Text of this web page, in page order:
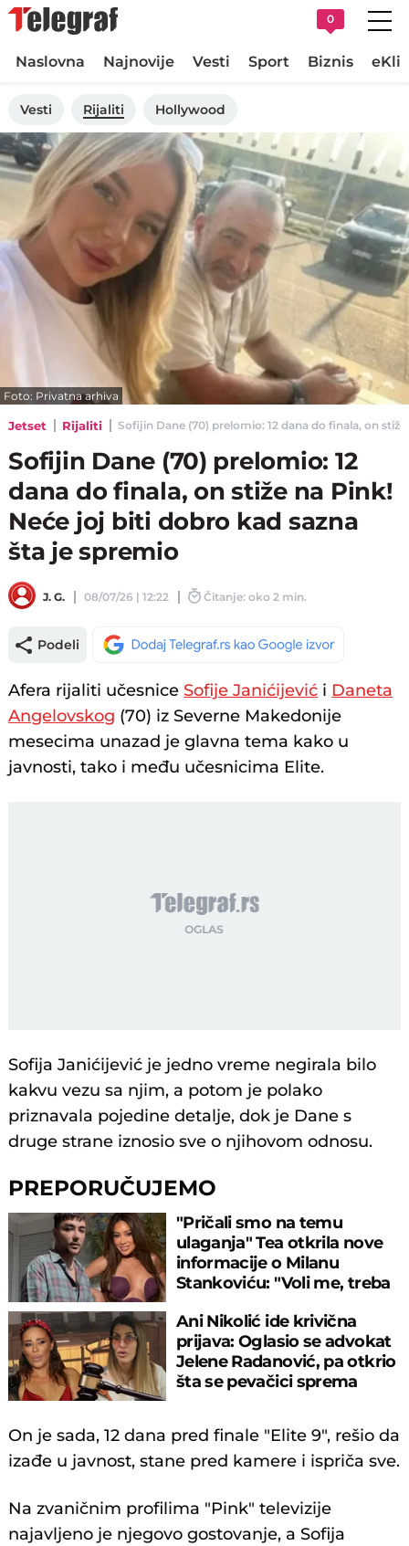
0
Naslovna Najnovije Vesti Sport Biznis
Vesti Rijaliti Hollywood
Foto: Privatna arhiva
Jetset Rijaliti Sofijin Dane (70) prelomio: 12 dana do finala, on
Sofijin Dane (70) prelomio: 12
dana do finala, on stiže na Pink!
Neće joj biti dobro kad sazna
šta je spremio
J. G. 08/07/26 | 12:22 Čitanje: oko 2 min.
Podeli
Afera rijaliti učesnice Sofije Janićijević i Daneta
Angelovskog (70) iz Severne Makedonije
mesecima unazad je glavna tema kako u
javnosti, tako i među učesnicima Elite.
Sofija Janićijević je jedno vreme negirala bilo
kakvu vezu sa njim, a potom je polako
priznavala pojedine detalje, dok je Dane s
druge strane iznosio sve o njihovom odnosu.
PREPORUČUJEMO
"Pričali smo na temu
ulaganja" Tea otkrila nove
informacije o Milanu
Stankoviću: "Voli me, treba
Ani Nikolić ide krivična
prijava: Oglasio se advokat
Jelene Radanović, pa otkrio
šta se pevačici sprema
On je sada, 12 dana pred finale "Elite 9", rešio da
izađe u javnost, stane pred kamere i ispriča sve.
Na zvaničnim profilima "Pink" televizije
najavljeno je njegovo gostovanje, a Sofija